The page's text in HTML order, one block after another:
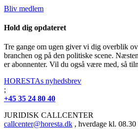
Bliv medlem
Hold dig opdateret
Tre gange om ugen giver vi dig overblik
branchen og på den politiske scene.
er abonnenter. Vil du også være med, så
HORESTAs nyhedsbrev
;
+45 35 24 80 40
JURIDISK CALLCENTER
callcenter@horesta.dk , hverdage kl.